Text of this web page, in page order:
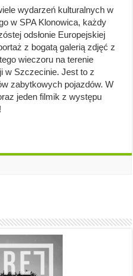
wydarzeń kulturalnych w
w SPA Klonowica, każdy
odsłonie Europejskiej
z bogatą galerią zdjęć z
wieczoru na terenie
w Szczecinie. Jest to z
zabytkowych pojazdów. W
jeden filmik z występu